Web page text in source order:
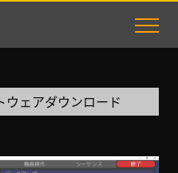
ウェアダウンロード